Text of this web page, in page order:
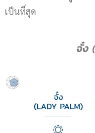
เป็นที่สุด
จั๋ง (